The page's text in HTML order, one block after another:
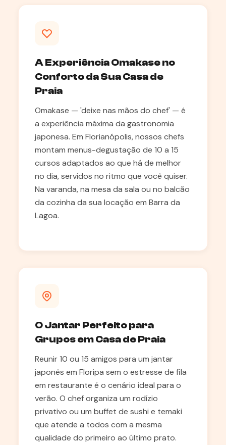
A Experiência Omakase no
Conforto da Sua Casa de
Praia
Omakase — 'deixe nas mãos do chef' — é
a experiência máxima da gastronomia
japonesa. Em Florianópolis, nossos chefs
montam menus-degustação de 10 a 15
cursos adaptados ao que há de melhor
no dia, servidos no ritmo que você quiser.
Na varanda, na mesa da sala ou no balcão
da cozinha da sua locação em Barra da
Lagoa.
O Jantar Perfeito para
Grupos em Casa de Praia
Reunir 10 ou 15 amigos para um jantar
japonês em Floripa sem o estresse de fila
em restaurante é o cenário ideal para o
verão. O chef organiza um rodízio
privativo ou um buffet de sushi e temaki
que atende a todos com a mesma
qualidade do primeiro ao último prato.